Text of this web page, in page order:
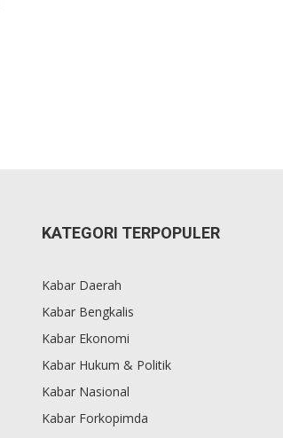
KATEGORI TERPOPULER
Kabar Daerah
Kabar Bengkalis
Kabar Ekonomi
Kabar Hukum & Politik
Kabar Nasional
Kabar Forkopimda